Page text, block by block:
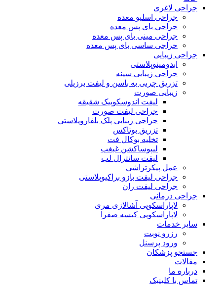
جراحی لاغری
جراحی اسلیو معده
جراحی بای پس معده
جراحی مینی بای پس معده
حراجی ساسی بای پس معده
جراحی زیبایی
ابدومینوپلاستی
جراحی زیبایی سینه
تزریق چربی به باسن و لیفت برزیلی
زیبایی صورت
لیفت اندوسکوپیک شقیقه
جراحی لیفت صورت
جراحی زیبایی پلک بلفاروپلاستی
تزریق بوتاکس
تخلیه بوکال فت
لیپوساکشن غبغب
لیفت سانترال لب
عمل پیکرتراشی
جراحی لیفت بازو براکیوپلاستی
جراحی لیفت ران
جراحی درمانی
لاپاراسکوپی آشالازی مری
لاپاراسکوپی کیسه صفرا
سایر خدمات
رزرو نوبت
ورود پرسنل
جستجو پزشکان
مقالات
درباره ما
تماس با کلینیک